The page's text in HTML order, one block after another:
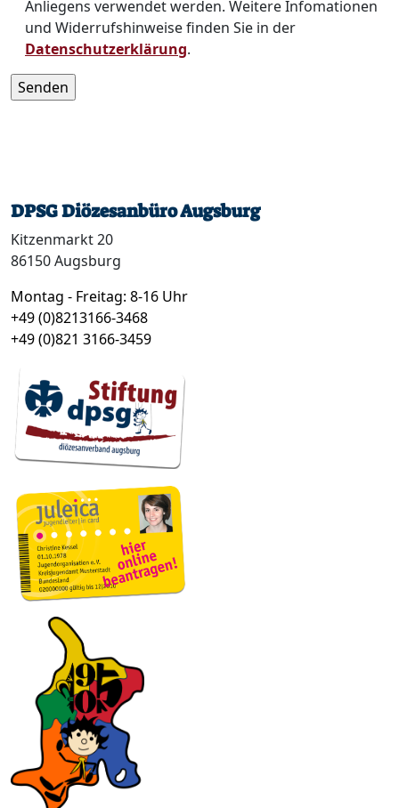
Anliegens verwendet werden. Weitere Infomationen
und Widerrufshinweise finden Sie in der
Datenschutzerklärung.
DPSG Diözesanbüro Augsburg
Kitzenmarkt 20
86150 Augsburg
Montag - Freitag: 8-16 Uhr
+49 (0)8213166-3468
+49 (0)821 3166-3459